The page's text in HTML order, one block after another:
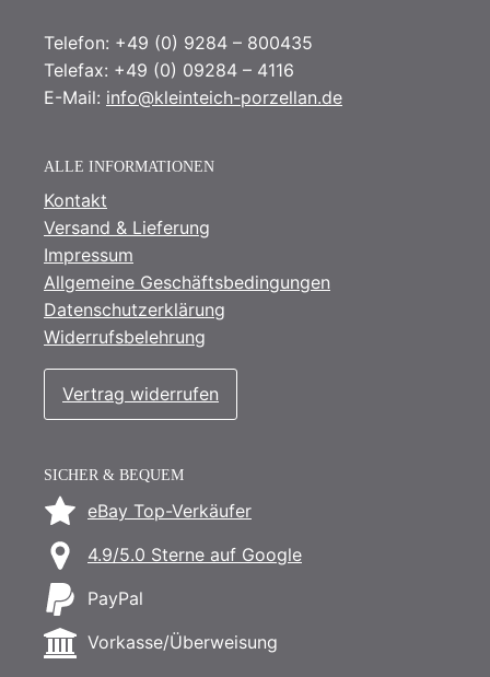
Telefon: +49 (0) 9284 – 800435
Telefax: +49 (0) 09284 – 4116
E-Mail: info@kleinteich-porzellan.de
ALLE INFORMATIONEN
Kontakt
Versand & Lieferung
Impressum
Allgemeine Geschäftsbedingungen
Datenschutzerklärung
Widerrufsbelehrung
Vertrag widerrufen
SICHER & BEQUEM
eBay Top-Verkäufer
4.9/5.0 Sterne auf Google
PayPal
Vorkasse/Überweisung